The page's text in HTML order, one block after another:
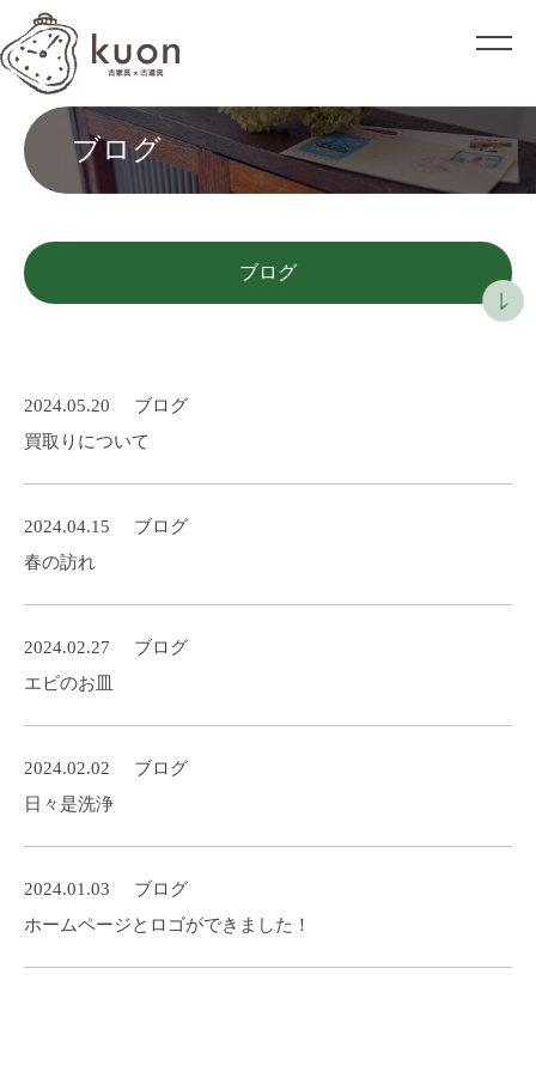
ブログ
ブログ
2024.05.20
ブログ
買取りについて
2024.04.15
ブログ
春の訪れ
2024.02.27
ブログ
エビのお皿
2024.02.02
ブログ
日々是洗浄
2024.01.03
ブログ
ホームページとロゴができました！